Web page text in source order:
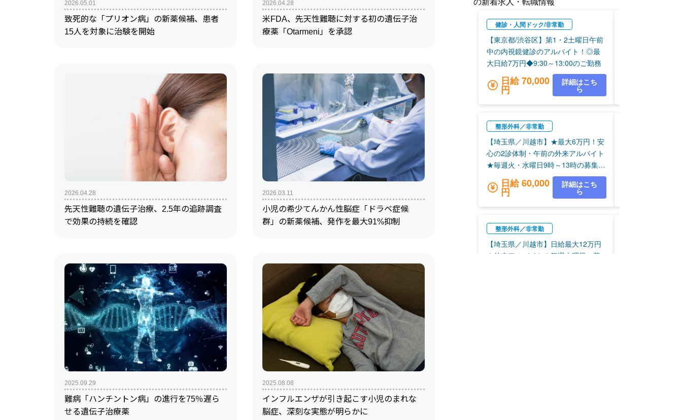
2026.05.01
致死的な「プリオン病」の新薬候補、患者
15人を対象に治験を開始
2026.04.28
米FDA、先天性難聴に対する初の遺伝子治
療薬「Otarmeni」を承認
2026.04.28
先天性難聴の遺伝子治療、2.5年の追跡調査
で効果の持続を確認
2026.03.11
小児の希少てんかん性脳症「ドラベ症候
群」の新薬候補、発作を最大91%抑制
2025.09.29
難病「ハンチントン病」の進行を75％遅ら
せる遺伝子治療薬
2025.08.08
インフルエンザが引き起こす小児のまれな
脳症、深刻な実態が明らかに